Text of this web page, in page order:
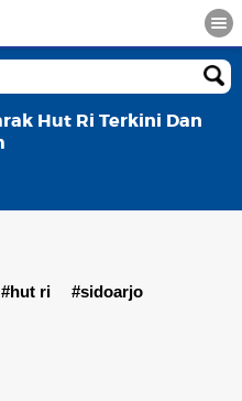
Hut Ri Terkini Dan
#hut ri
#sidoarjo